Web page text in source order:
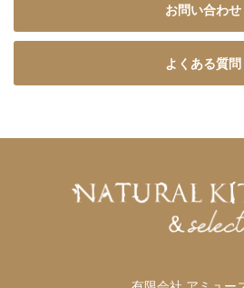
お問い合わせ
よくある質問